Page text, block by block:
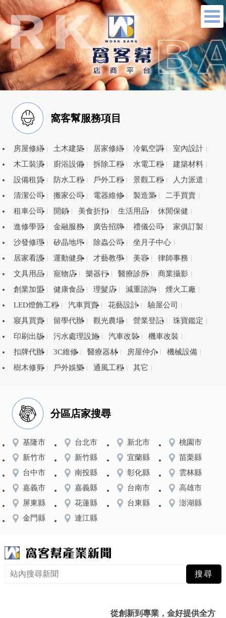
窩客幫服務項目
房屋修繕 土木建築 居家修繕 冷氣空調
室內設計
木工裝潢
廚浴設備 拆除工程 水電工程
建築材料
設備租賃
防水工程 戶外工程 景觀工程
人力派遣
清潔公司
搬家公司 電器維修 製造業
二手買賣
租車公司
開鎖 美食折扣 生活用品
休閒保健
進修學習
金融服務 廣告招牌 禮儀公司
家俱訂製
沙發修理
矽晶地坪 除蟲公司
坐月子中心
居家看護
運動健身 才藝教學 美容
律師事務
文具用品
寵物店 樂器行 醫療診所
商業攝影
創業加盟
健康食品 理髮店 減重諮詢
煙火工廠
LED燈飾工程
汽車買賣 花藝設計
驗屋公司
寢具買賣
留學代辦 觀光農場 營業登記
珠寶鑑定
印刷出版
污水處理設施 汽車改裝
機車改裝
扣牌代辦
3C維修 醫療器材 房屋仲介
機械設備
樹木修剪
戶外娛樂 通風工程 其它
分區店家搜尋
基隆市 台北市 新北市
桃園市
新竹市
新竹縣 宜蘭縣
苗栗縣
台中市
南投縣 彰化縣
雲林縣
嘉義市
嘉義縣 台南市
高雄市
屏東縣
花蓮縣 台東縣
澎湖縣
金門縣
連江縣
從創新到專業，金好提供全方